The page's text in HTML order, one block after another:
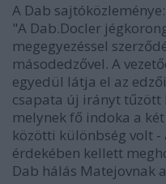
A Dab sajtóközleménye:
"A Dab.Docler
megegyezéssel
másodedzővel. A
egyedül látja el az
csapata új irányt tűzött
melynek fő indoka a
közötti különbség volt
érdekében kellett
Dab hálás Matejovnak